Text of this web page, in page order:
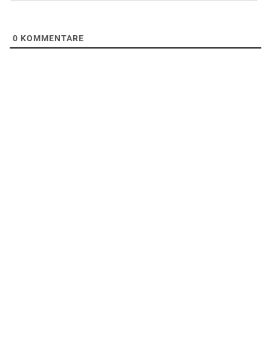
0 KOMMENTARE